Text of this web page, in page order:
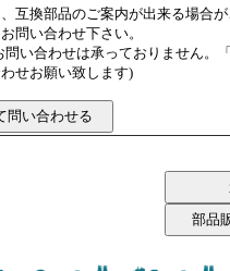
互換部品のご案内が出来る場合
問い合わせ下さい。
問い合わせは承っておりません。
せお願い致します)